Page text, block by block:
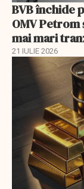
BVB închide
OMV
mai mari
21 IULIE 2026